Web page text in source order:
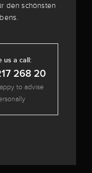
den schönsten
us a call:
268 20
to advise